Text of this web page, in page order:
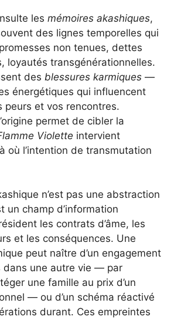
les mémoires akashiques,
des lignes temporelles qui
non tenues, dettes
loyautés transgénérationnelles.
des blessures karmiques —
énergétiques qui influencent
peurs et vos rencontres.
permet de cibler la
Violette intervient
où l’intention de transmutation
n’est pas une abstraction
un champ d’information
les contrats d’âme, les
et les conséquences. Une
peut naître d’un engagement
dans une autre vie — par
une famille au prix d’un
— ou d’un schéma réactivé
durant. Ces empreintes